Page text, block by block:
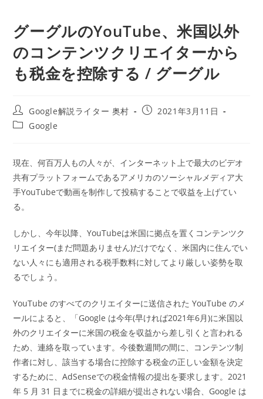
グーグルのYouTube、米国以外
のコンテンツクリエイターから
も税金を控除する / グーグル
投
稿
者:
Google解説ライター 奥村
投
2021年3月11日
投
テ
ゴ
リ
ー:
Google
現在、何百万人もの人々が、インターネット上で最大のビデオ
共有プラットフォームであるアメリカのソーシャルメディア大
手YouTubeで動画を制作して投稿することで収益を上げてい
る。
しかし、今年以降、YouTubeは米国に拠点を置くコンテンツク
リエイター(まだ問題ありません)だけでなく、米国内に住んでい
ない人々にも適用される税手数料に対してより厳しい姿勢を取
るでしょう。
YouTube のすべてのクリエイターに送信された YouTube のメ
ールによると、「Google は今年(早ければ2021年6月)に米国以
外のクリエイターに米国の税金を収益から差し引くと言われる
ため、連絡を取っています。今後数週間の間に、コンテンツ制
作者に対し、該当する場合に控除する税金の正しい金額を決定
するために、AdSenseでの税金情報の提出を要求します。2021
年 5 月 31 日までに税金の詳細が提出されない場合、Google は